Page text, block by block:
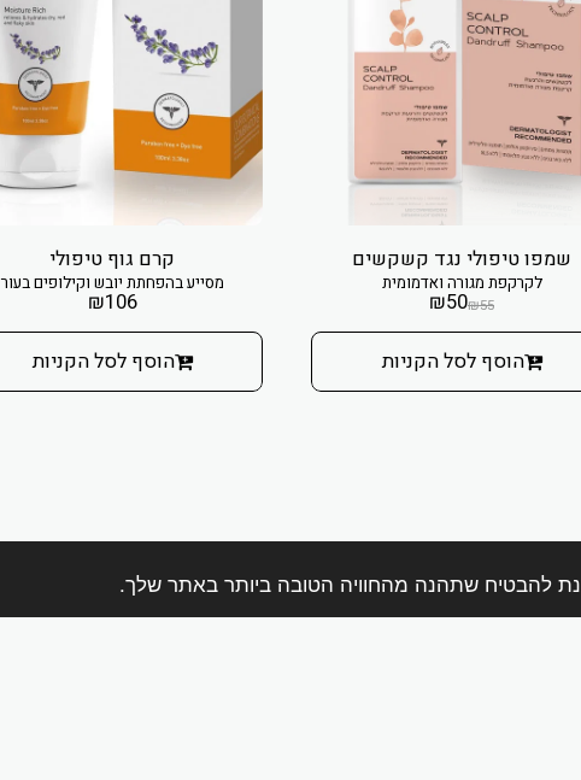
שמפו טיפולי נגד קשקשים
לקרקפת מגורה ואדמומית
₪55
₪50
הוסף לסל הקניות
קרם גוף טיפולי
מסייע בהפחתת יובש וקילופים בעור
₪106
הוסף לסל הקניות
בית